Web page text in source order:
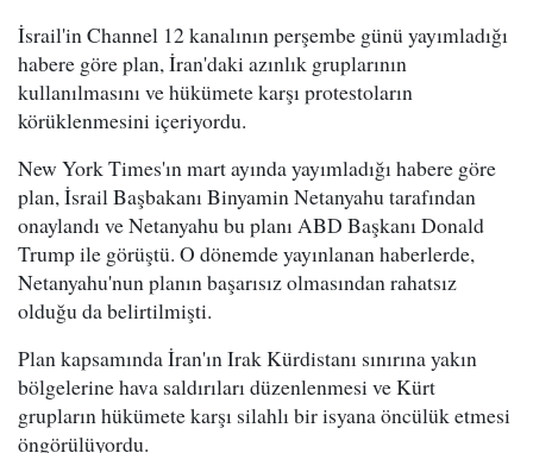
İsrail'in Channel 12 kanalının perşembe günü yayımladığı
habere göre plan, İran'daki azınlık gruplarının
kullanılmasını ve hükümete karşı protestoların
körüklenmesini içeriyordu.
New York Times'ın mart ayında yayımladığı habere göre
plan, İsrail Başbakanı Binyamin Netanyahu tarafından
onaylandı ve Netanyahu bu planı ABD Başkanı Donald
Trump ile görüştü. O dönemde yayınlanan haberlerde,
Netanyahu'nun planın başarısız olmasından rahatsız
olduğu da belirtilmişti.
Plan kapsamında İran'ın Irak Kürdistanı sınırına yakın
bölgelerine hava saldırıları düzenlenmesi ve Kürt
grupların hükümete karşı silahlı bir isyana öncülük etmesi
öngörülüyordu.